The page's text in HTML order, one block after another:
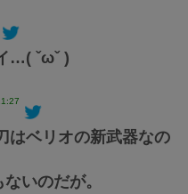
…( ˇωˇ )
はベリオの新武器なの
いのだが。